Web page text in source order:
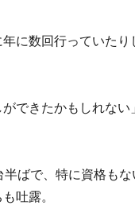
に数回行っていたり
できたかもしれない
ばで、特に資格もな
吐露。